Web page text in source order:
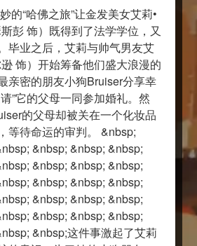
的“哈佛之旅”让金发美女艾莉•
彭 饰）既得到了法学学位，又
毕业之后，艾莉与帅气男友艾
饰）开始筹备他们盛大浪漫的
亲密的朋友小狗Bruiser分享幸
”它的父母一同参加婚礼。然
的父母却被关在一个化妆品
等待命运的审判。 &nbsp;
&nbsp; &nbsp; &nbsp;
&nbsp; &nbsp; &nbsp;
&nbsp; &nbsp; &nbsp;
&nbsp; &nbsp; &nbsp;
&nbsp; &nbsp; &nbsp;
&nbsp;这件事激起了艾莉